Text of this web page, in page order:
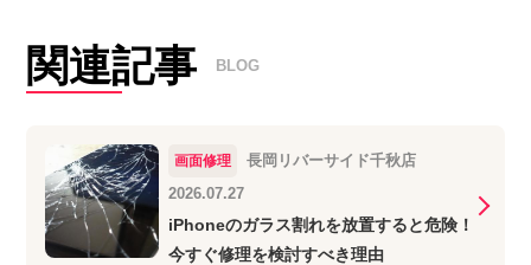
関連記事 BLOG
画面修理
長岡リバーサイド千秋店
2026.07.27
iPhoneのガラス割れを放置すると危険！
今すぐ修理を検討すべき理由